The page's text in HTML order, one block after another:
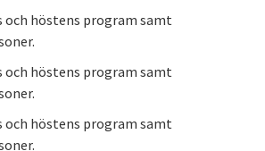
och höstens program samt
och höstens program samt
och höstens program samt